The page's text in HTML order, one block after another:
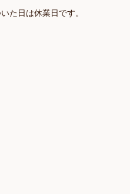
た日は休業日です。